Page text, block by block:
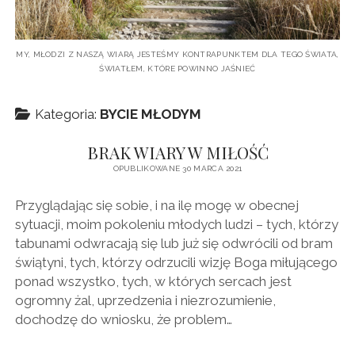
PISMO ŚWIĘTE – ROZWAŻANIE
O MNIE
MY, MŁODZI Z NASZĄ WIARĄ JESTEŚMY KONTRAPUNKTEM DLA TEGO ŚWIATA,
ŚWIATŁEM, KTÓRE POWINNO JAŚNIEĆ
Kategoria: BYCIE MŁODYM
BRAK WIARY W MIŁOŚĆ
OPUBLIKOWANE 30 MARCA 2021
Przyglądając się sobie, i na ilę mogę w obecnej
sytuacji, moim pokoleniu młodych ludzi – tych, którzy
tabunami odwracają się lub już się odwrócili od bram
świątyni, tych, którzy odrzucili wizję Boga miłującego
ponad wszystko, tych, w których sercach jest
ogromny żal, uprzedzenia i niezrozumienie,
dochodzę do wniosku, że problem…